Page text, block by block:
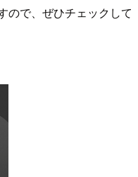
ので、ぜひチェックして